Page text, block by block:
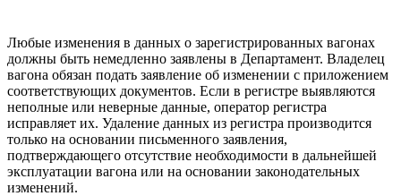
Любые изменения в данных о зарегистрированных вагонах
должны быть немедленно заявлены в Департамент. Владелец
вагона обязан подать заявление об изменении с приложением
соответствующих документов. Если в регистре выявляются
неполные или неверные данные, оператор регистра
исправляет их. Удаление данных из регистра производится
только на основании письменного заявления,
подтверждающего отсутствие необходимости в дальнейшей
эксплуатации вагона или на основании законодательных
изменений.